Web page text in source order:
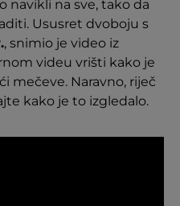
navikli na sve, tako da
Ususret dvoboju s
, snimio je video iz
videu vrišti kako je
mečeve. Naravno, riječ
kako je to izgledalo.